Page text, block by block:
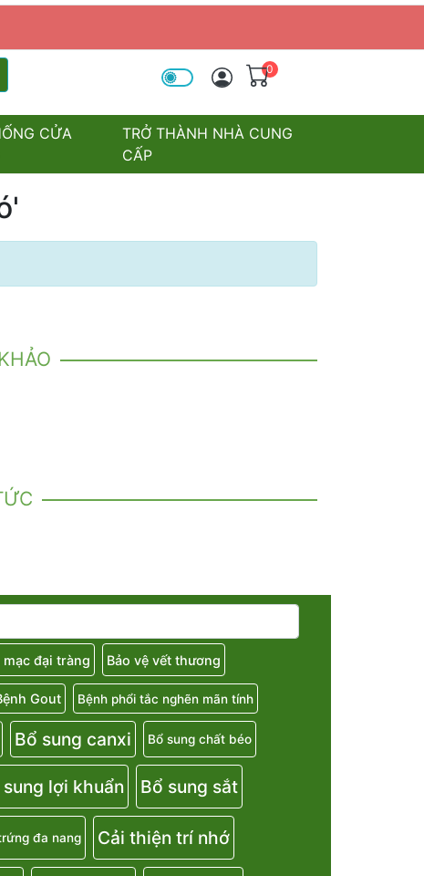
tìm kiếm
0
CỬA
TRỞ THÀNH NHÀ CUNG
CẤP
mạc đại tràng Bảo vệ vết thương
Gout Bệnh phổi tắc nghẽn mãn tính
Bổ sung canxi Bổ sung chất béo
sung lợi khuẩn Bổ sung sắt
đa nang Cải thiện trí nhớ